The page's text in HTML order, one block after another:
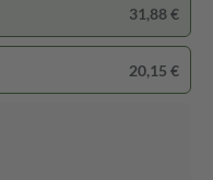
31,88 €
20,15 €